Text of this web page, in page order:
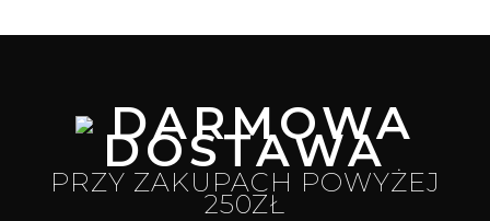
DARMOWA
DOSTAWA
PRZY ZAKUPACH POWYŻEJ
250ZŁ